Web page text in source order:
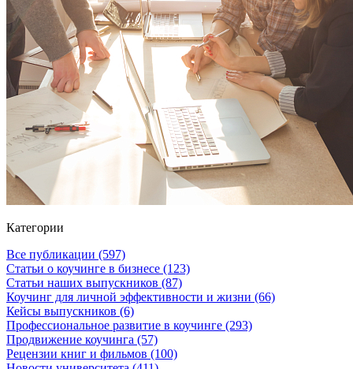
Категории
Все публикации (597)
Статьи о коучинге в бизнесе (123)
Статьи наших выпускников (87)
Коучинг для личной эффективности и жизни (66)
Кейсы выпускников (6)
Профессиональное развитие в коучинге (293)
Продвижение коучинга (57)
Рецензии книг и фильмов (100)